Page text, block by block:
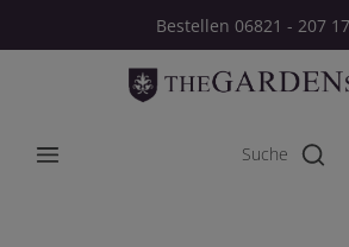
Zum Hauptinhalt springen
Bestellen 06821 - 207